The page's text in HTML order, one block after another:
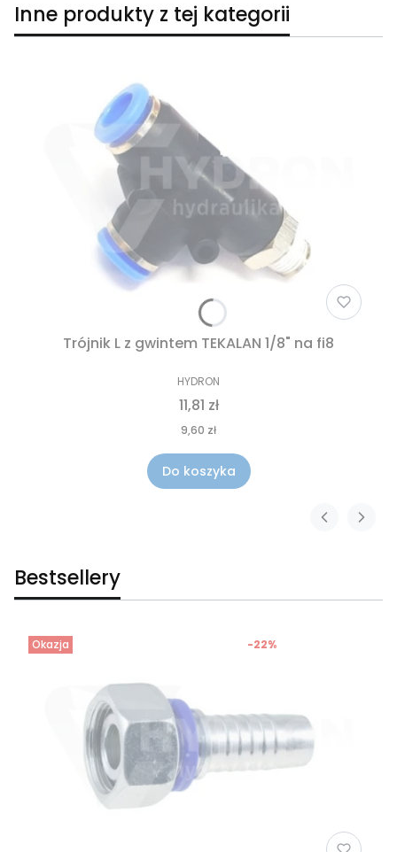
Inne produkty z tej kategorii
Trójnik L z gwintem TEKALAN 1/8" na fi8
HYDRON
11,81 zł
9,60 zł
Do koszyka
Bestsellery
Okazja -22%